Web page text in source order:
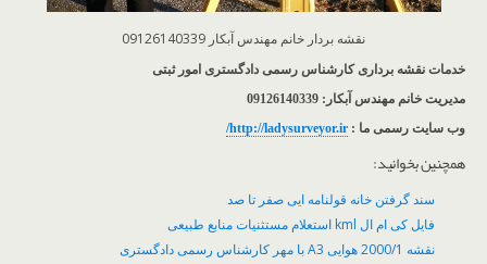
نقشه بردار خانم مهندس آبکار 09126140339
خدمات نقشه برداری کارشناس رسمی دادگستری امور ثبتی
مدیریت خانم مهندس آبکار: 09126140339
وب سایت رسمی ما : http://ladysurveyor.ir/
همچنین بخوانید:
سند گرفتن خانه قولنامه ایی صفر تا صد
فایل کی ام ال kml استعلام مستثنیات منابع طبیعی
نقشه 2000/1 هوایی A3 با مهر کارشناس رسمی دادگستری